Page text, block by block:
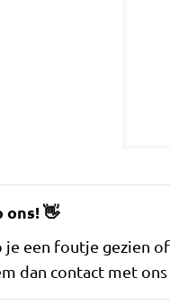
ons!👋
je een foutje gezien
dan contact met ons